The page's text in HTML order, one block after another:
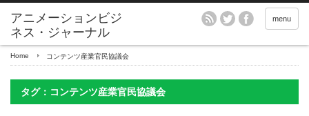
アニメーションビジ
ネス・ジャーナル
menu
Home コンテンツ産業官民協議会
タグ：コンテンツ産業官民協議会